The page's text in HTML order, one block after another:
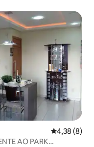
4,38 de uma
4,38 (8)
AO PARK